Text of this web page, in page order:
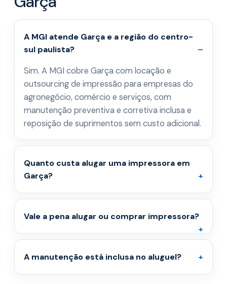
A MGI atende Garça e a região do centro-
sul paulista?
Sim. A MGI cobre Garça com locação e
outsourcing de impressão para empresas do
agronegócio, comércio e serviços, com
manutenção preventiva e corretiva inclusa e
reposição de suprimentos sem custo adicional.
Quanto custa alugar uma impressora em
Garça?
Vale a pena alugar ou comprar impressora?
A manutenção está inclusa no aluguel?